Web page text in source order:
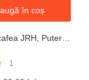
în coș
1